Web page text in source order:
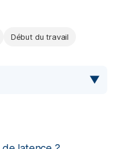
Début du travail